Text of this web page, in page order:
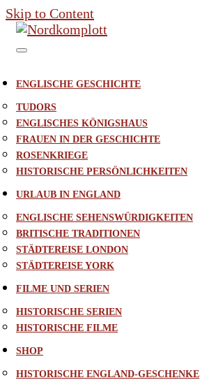
Skip to Content
ENGLISCHE GESCHICHTE
TUDORS
ENGLISCHES KÖNIGSHAUS
FRAUEN IN DER GESCHICHTE
ROSENKRIEGE
HISTORISCHE PERSÖNLICHKEITEN
URLAUB IN ENGLAND
ENGLISCHE SEHENSWÜRDIGKEITEN
BRITISCHE TRADITIONEN
STÄDTEREISE LONDON
STÄDTEREISE YORK
FILME UND SERIEN
HISTORISCHE SERIEN
HISTORISCHE FILME
SHOP
HISTORISCHE ENGLAND-GESCHENKE